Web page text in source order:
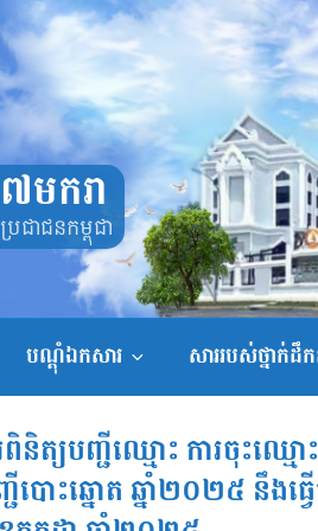
មករា
ជាជនកម្ពុជា
បណ្តុំឯកសារ សាររបស់ថ្នាក់ដឹ
និត្យបញ្ជីឈ្មោះ ការចុះឈ្ម
បោះឆ្នោត ឆ្នាំ២០២៥ នឹងធ្